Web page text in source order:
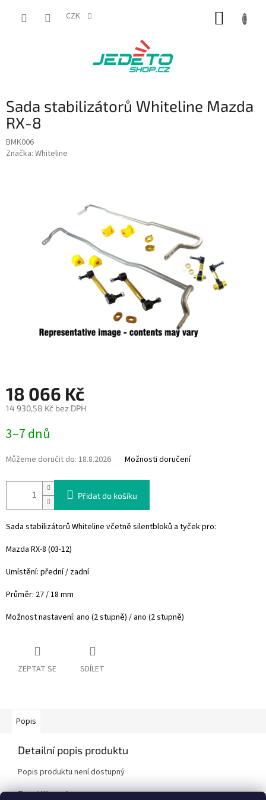
CZK
Sada stabilizátorů Whiteline Mazda
RX-8
BMK006
Značka: Whiteline
18 066 Kč
14 930,58 Kč bez DPH
cena:
3–7 dnů
Můžeme doručit do: 18.8.2026 Možnosti doručení
Přidat do košíku
Sada stabilizátorů Whiteline včetně silentbloků a tyček pro:
Mazda RX-8 (03-12)
Umístění: přední / zadní
Průměr: 27 / 18 mm
Možnost nastavení: ano (2 stupně) / ano (2 stupně)
ZEPTAT SE SDÍLET
Popis
Detailní popis produktu
Popis produktu není dostupný
Doplňkové parametry